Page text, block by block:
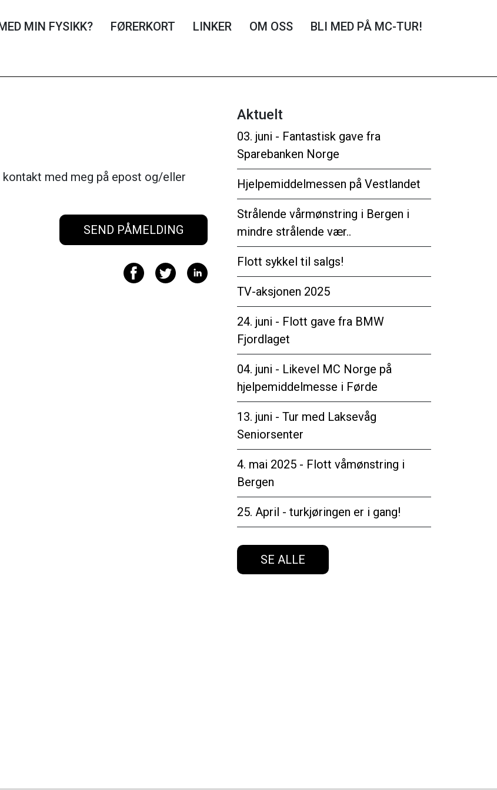
MIN FYSIKK? FØRERKORT LINKER OM OSS BLI MED PÅ MC-TUR!
med meg på epost og/eller
Aktuelt
03. juni - Fantastisk gave fra
Sparebanken Norge
Hjelpemiddelmessen på Vestlandet
Strålende vårmønstring i Bergen i
mindre strålende vær..
Flott sykkel til salgs!
TV-aksjonen 2025
24. juni - Flott gave fra BMW
Fjordlaget
04. juni - Likevel MC Norge på
hjelpemiddelmesse i Førde
13. juni - Tur med Laksevåg
Seniorsenter
4. mai 2025 - Flott våmønstring i
Bergen
25. April - turkjøringen er i gang!
SE ALLE